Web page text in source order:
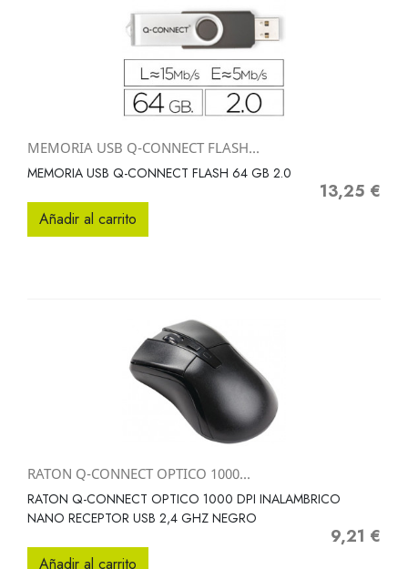
MEMORIA USB Q-CONNECT FLASH...
MEMORIA USB Q-CONNECT FLASH 64 GB 2.0
Precio
13,25 €
Añadir al carrito
RATON Q-CONNECT OPTICO 1000...
RATON Q-CONNECT OPTICO 1000 DPI INALAMBRICO
NANO RECEPTOR USB 2,4 GHZ NEGRO
Precio
9,21 €
Añadir al carrito